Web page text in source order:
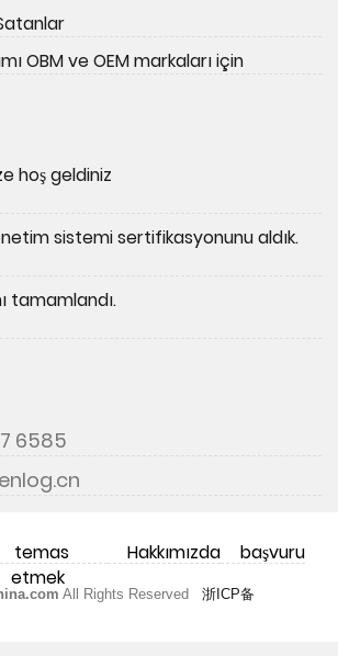
OBM ve OEM markaları için
hoş geldiniz
sistemi sertifikasyonunu aldık.
tamamlandı.
6585
temas
etmek
Hakkımızda başvuru
All Rights Reserved 浙ICP备